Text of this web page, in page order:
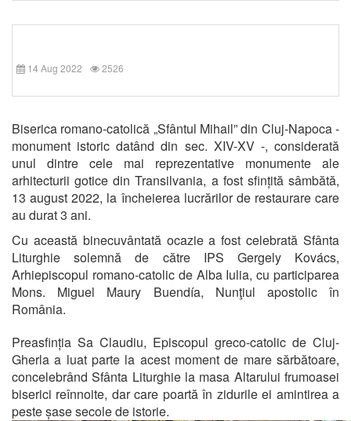
14 Aug 2022 2526
Biserica romano-catolică „Sfântul Mihail” din Cluj-Napoca -
monument istoric datând din sec. XIV-XV -, considerată
unul dintre cele mai reprezentative monumente ale
arhitecturii gotice din Transilvania, a fost sfințită sâmbătă,
13 august 2022, la încheierea lucrărilor de restaurare care
au durat 3 ani.
Cu această binecuvântată ocazie a fost celebrată Sfânta
Liturghie solemnă de către IPS Gergely Kovács,
Arhiepiscopul romano-catolic de Alba Iulia, cu participarea
Mons. Miguel Maury Buendía, Nunţiul apostolic în
România.
Preasfinția Sa Claudiu, Episcopul greco-catolic de Cluj-
Gherla a luat parte la acest moment de mare sărbătoare,
concelebrând Sfânta Liturghie la masa Altarului frumoasei
biserici reînnoite, dar care poartă în zidurile ei amintirea a
peste șase secole de istorie.